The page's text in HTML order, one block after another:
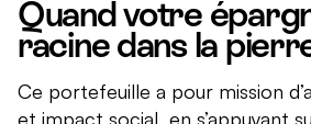
Quand votre
racine dans la
Ce portefeuille a pour mission
et impact social, en s’appuyant